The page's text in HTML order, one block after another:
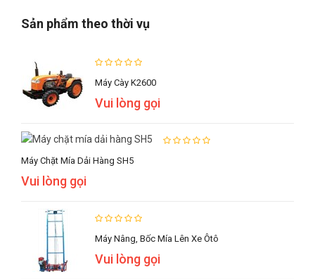
Sản phẩm theo thời vụ
Máy Cày K2600
Vui lòng gọi
Máy Chặt Mía Dải Hàng SH5
Vui lòng gọi
Máy Nâng, Bốc Mía Lên Xe Ôtô
Vui lòng gọi